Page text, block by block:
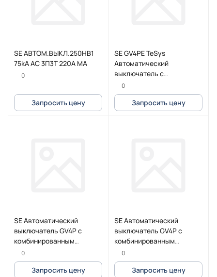
SE АВТОМ.ВЫКЛ.250HB1
75kA AC 3П3Т 220A MA
0
Запросить цену
SE GV4PE TeSys
Автоматический
выключатель с
комбинированным
расцепителем 50A 100kA
зажим Everlink
0
Запросить цену
SE Автоматический
выключатель GV4P с
комбинированным
расцепителем 115A 25kA
зажим под кольцевой
наконечник
0
Запросить цену
SE Автоматический
выключатель GV4P с
комбинированным
расцепителем 25A 50kA
зажим Everlink
0
Запросить цену